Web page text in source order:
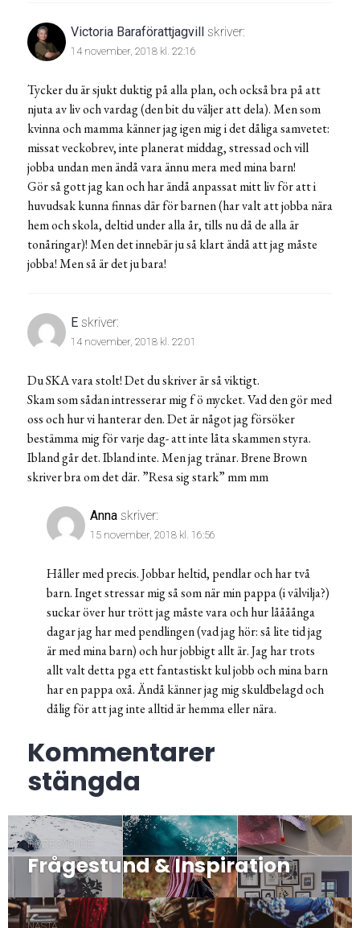
Victoria Baraförattjagvill skriver:
14 november, 2018 kl. 22:16
Tycker du är sjukt duktig på alla plan, och också bra på att
njuta av liv och vardag (den bit du väljer att dela). Men som
kvinna och mamma känner jag igen mig i det dåliga samvetet:
missat veckobrev, inte planerat middag, stressad och vill
jobba undan men ändå vara ännu mera med mina barn!
Gör så gott jag kan och har ändå anpassat mitt liv för att i
huvudsak kunna finnas där för barnen (har valt att jobba nära
hem och skola, deltid under alla år, tills nu då de alla är
tonåringar)! Men det innebär ju så klart ändå att jag måste
jobba! Men så är det ju bara!
E skriver:
14 november, 2018 kl. 22:01
Du SKA vara stolt! Det du skriver är så viktigt.
Skam som sådan intresserar mig f ö mycket. Vad den gör med
oss och hur vi hanterar den. Det är något jag försöker
bestämma mig för varje dag- att inte låta skammen styra.
Ibland går det. Ibland inte. Men jag tränar. Brene Brown
skriver bra om det där. ”Resa sig stark” mm mm
Anna skriver:
15 november, 2018 kl. 16:56
Håller med precis. Jobbar heltid, pendlar och har två
barn. Inget stressar mig så som när min pappa (i välvilja?)
suckar över hur trött jag måste vara och hur låååånga
dagar jag har med pendlingen (vad jag hör: så lite tid jag
är med mina barn) och hur jobbigt allt är. Jag har trots
allt valt detta pga ett fantastiskt kul jobb och mina barn
har en pappa oxå. Ändå känner jag mig skuldbelagd och
dålig för att jag inte alltid är hemma eller nära.
Kommentarer
stängda
Inläggsnavigering
FÖREGÅENDE
Föregående
Frågestund & Inspiration